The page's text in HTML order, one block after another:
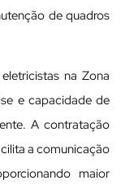
de quadros
na Zona
e capacidade de
A contratação
a comunicação
maior